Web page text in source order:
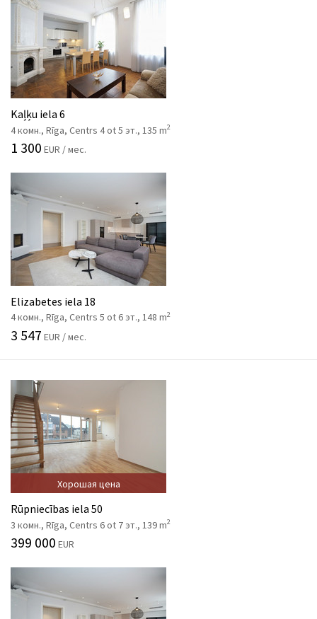
Kaļķu iela 6
4 комн., Rīga, Centrs 4 ot 5 эт., 135 m2
1 300 EUR / мес.
Elizabetes iela 18
4 комн., Rīga, Centrs 5 ot 6 эт., 148 m2
3 547 EUR / мес.
Хорошая цена
Rūpniecības iela 50
3 комн., Rīga, Centrs 6 ot 7 эт., 139 m2
399 000 EUR